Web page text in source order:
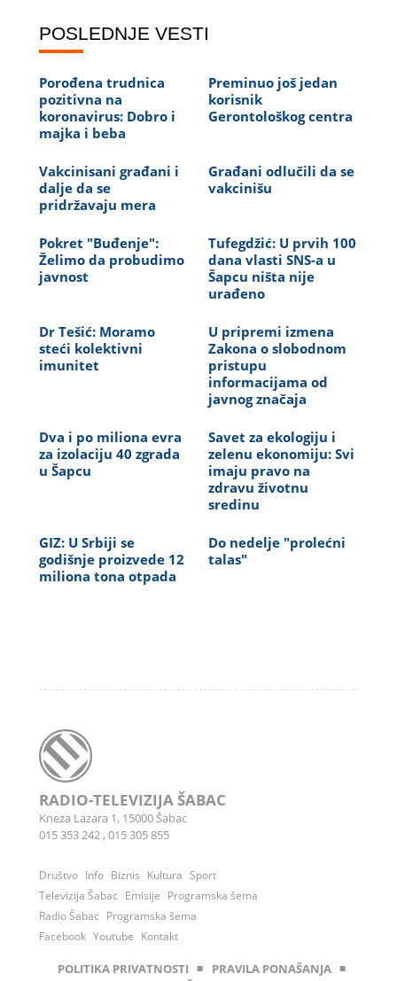
POSLEDNJE VESTI
Porođena trudnica
pozitivna na
koronavirus: Dobro i
majka i beba
Preminuo još jedan
korisnik
Gerontološkog centra
Vakcinisani građani i
dalje da se
pridržavaju mera
Građani odlučili da se
vakcinišu
Pokret "Buđenje":
Želimo da probudimo
javnost
Tufegdžić: U prvih 100
dana vlasti SNS-a u
Šapcu ništa nije
urađeno
Dr Tešić: Moramo
steći kolektivni
imunitet
U pripremi izmena
Zakona o slobodnom
pristupu
informacijama od
javnog značaja
Dva i po miliona evra
za izolaciju 40 zgrada
u Šapcu
Savet za ekologiju i
zelenu ekonomiju: Svi
imaju pravo na
zdravu životnu
sredinu
GIZ: U Srbiji se
godišnje proizvede 12
miliona tona otpada
Do nedelje "prolećni
talas"
RADIO-TELEVIZIJA ŠABAC
Kneza Lazara 1, 15000 Šabac
015 353 242, 015 305 855
Društvo Info Biznis Kultura Sport
Televizija Šabac Emisije Programska šema
Radio Šabac Programska šema
Facebook Youtube Kontakt
POLITIKA PRIVATNOSTI ◾ PRAVILA PONAŠANJA ◾